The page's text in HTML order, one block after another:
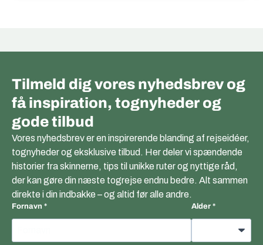
Tilmeld dig vores nyhedsbrev og
få inspiration, tognyheder og
gode tilbud
Vores nyhedsbrev er en inspirerende blanding af rejseidéer,
tognyheder og eksklusive tilbud. Her deler vi spændende
historier fra skinnerne, tips til unikke ruter og nyttige råd,
der kan gøre din næste togrejse endnu bedre. Alt sammen
direkte i din indbakke – og altid før alle andre.
Fornavn Alder